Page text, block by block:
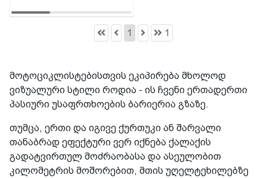
1 1
მოტოციკლისტებისთვის ეკიპირება მხოლოდ
ვიზუალური სტილი როდია - ის ჩვენი ერთადერთი
პასიური უსაფრთხოების ბარიერია გზაზე.
თუმცა, ერთი და იგივე ქურთუკი ან შარვალი
თანაბრად ეფექტური ვერ იქნება ქალაქის
გადატვირთულ მოძრაობასა და ასეულობით
კილომეტრის მოშორებით, მთის უღელტეხილებზე